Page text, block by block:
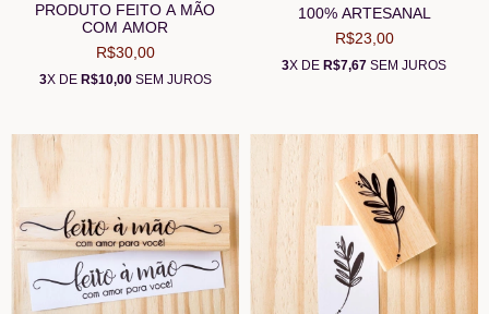
PRODUTO FEITO A MÃO
COM AMOR
R$30,00
3X DE R$10,00SEM JUROS
100% ARTESANAL
R$23,00
3X DE R$7,67 SEM JUROS